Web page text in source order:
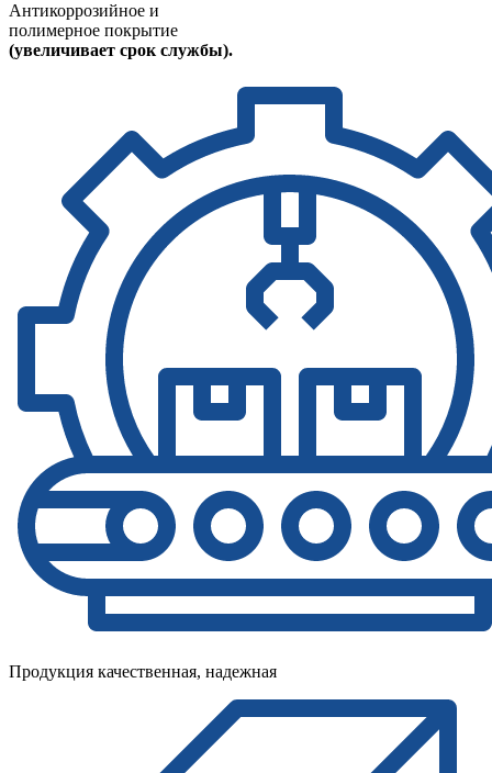
Антикоррозийное и
полимерное покрытие
(увеличивает срок службы).
Продукция качественная, надежная